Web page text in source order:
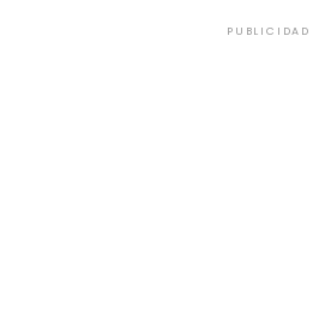
PUBLICIDAD